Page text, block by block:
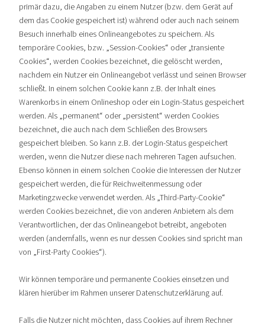
primär dazu, die Angaben zu einem Nutzer (bzw. dem Gerät auf
dem das Cookie gespeichert ist) während oder auch nach seinem
Besuch innerhalb eines Onlineangebotes zu speichern. Als
temporäre Cookies, bzw. „Session-Cookies“ oder „transiente
Cookies“, werden Cookies bezeichnet, die gelöscht werden,
nachdem ein Nutzer ein Onlineangebot verlässt und seinen Browser
schließt. In einem solchen Cookie kann z.B. der Inhalt eines
Warenkorbs in einem Onlineshop oder ein Login-Status gespeichert
werden. Als „permanent“ oder „persistent“ werden Cookies
bezeichnet, die auch nach dem Schließen des Browsers
gespeichert bleiben. So kann z.B. der Login-Status gespeichert
werden, wenn die Nutzer diese nach mehreren Tagen aufsuchen.
Ebenso können in einem solchen Cookie die Interessen der Nutzer
gespeichert werden, die für Reichweitenmessung oder
Marketingzwecke verwendet werden. Als „Third-Party-Cookie“
werden Cookies bezeichnet, die von anderen Anbietern als dem
Verantwortlichen, der das Onlineangebot betreibt, angeboten
werden (andernfalls, wenn es nur dessen Cookies sind spricht man
von „First-Party Cookies“).
Wir können temporäre und permanente Cookies einsetzen und
klären hierüber im Rahmen unserer Datenschutzerklärung auf.
Falls die Nutzer nicht möchten, dass Cookies auf ihrem Rechner